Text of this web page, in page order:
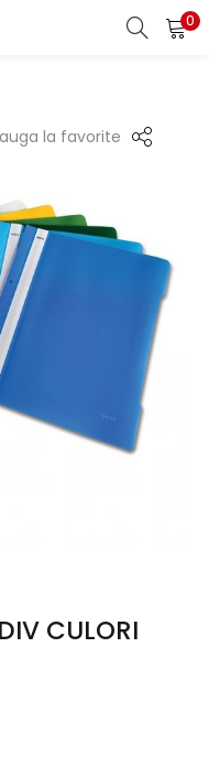
0
REGISTER
la favorite
CULORI